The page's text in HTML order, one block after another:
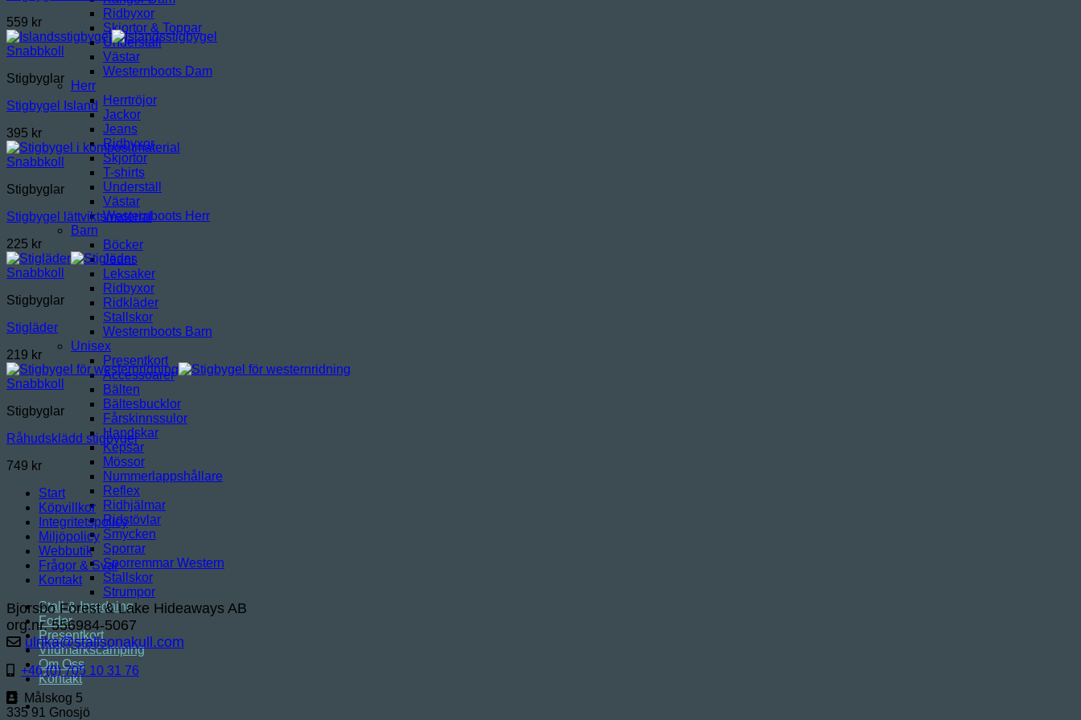
Ridbyxor
Skjortor & Toppar
Underställ
Västar
Westernboots Dam
Herr
Herrtröjor
Jackor
Jeans
Ridbyxor
Skjortor
T-shirts
Underställ
Västar
Westernboots Herr
Barn
Böcker
Jeans
Leksaker
Ridbyxor
Ridkläder
Stallskor
Westernboots Barn
Unisex
Presentkort
Accessoarer
Bälten
Bältesbucklor
Fårskinnssulor
Handskar
Kepsar
Mössor
Nummerlappshållare
Reflex
Ridhjälmar
Ridstövlar
Smycken
Sporrar
Sporremmar Western
Stallskor
Strumpor
Stall & Inredning
Foder
Presentkort
Vildmarkscamping
Om Oss
Kontakt
559 kr
Snabbkoll
Stigbyglar
Stigbygel Island
395 kr
Snabbkoll
Stigbyglar
Stigbygel lättviktsmaterial
225 kr
Snabbkoll
Stigbyglar
Stigläder
219 kr
Snabbkoll
Stigbyglar
Råhudsklädd stigbygel
749 kr
Start
Köpvillkor
Integritetspolicy
Miljöpolicy
Webbutik
Frågor & Svar
Kontakt
Bjorsbo Forest & Lake Hideaways AB
org.nr. 556984-5067
ulrika@stallsonakull.com
+46 (0) 705 10 31 76
Målskog 5
335 91 Gnosjö